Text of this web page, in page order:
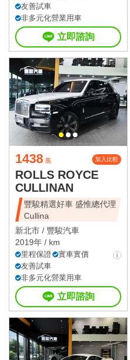
友善試車
非多元化營業用車
立即諮詢
1438 萬 加入比較
ROLLS ROYCE
CULLINAN
豐駿精選好車 盛惟總代理
Cullina
新北市 / 豐駿汽車
2019年 / km
里程保證
實車實價
友善試車
非多元化營業用車
立即諮詢